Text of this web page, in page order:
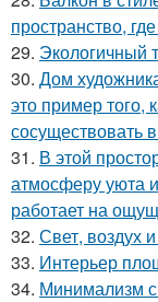
пространство,
29. Экологичный
30. Дом
это пример того,
сосуществовать
31. В этой
атмосферу уюта
работает на
32. Свет, воздух
33. Интерьер
34. Минимализм с